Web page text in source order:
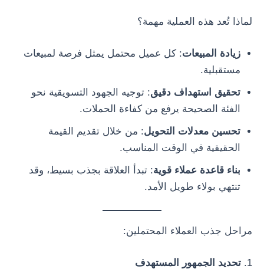
لماذا تُعد هذه العملية مهمة؟
زيادة المبيعات: كل عميل محتمل يمثل فرصة لمبيعات
مستقبلية.
تحقيق استهداف دقيق: توجيه الجهود التسويقية نحو
الفئة الصحيحة يرفع من كفاءة الحملات.
تحسين معدلات التحويل: من خلال تقديم القيمة
الحقيقية في الوقت المناسب.
بناء قاعدة عملاء قوية: تبدأ العلاقة بجذب بسيط، وقد
تنتهي بولاء طويل الأمد.
مراحل جذب العملاء المحتملين:
1. تحديد الجمهور المستهدف